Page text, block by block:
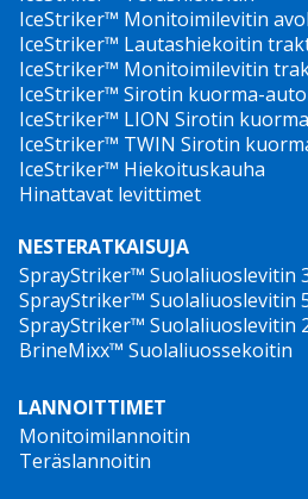
IceStriker™ Monitoimilevitin
IceStriker™ Lautashiekoitin
IceStriker™ Monitoimilevitin
IceStriker™ Sirotin kuorma-
IceStriker™ LION Sirotin
IceStriker™ TWIN Sirotin
IceStriker™ Hiekoituskauha
Hinattavat levittimet
NESTERATKAISUJA
SprayStriker™ Suolaliuoslevitin
SprayStriker™ Suolaliuoslevitin
SprayStriker™ Suolaliuoslevitin
BrineMixx™ Suolaliuossekoitin
LANNOITTIMET
Monitoimilannoitin
Teräslannoitin